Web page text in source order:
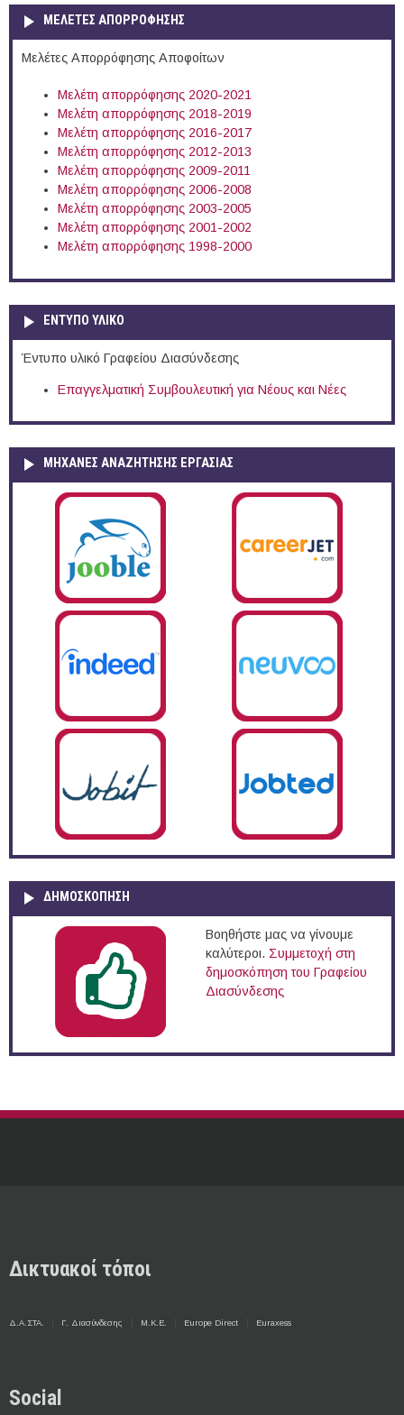
ΜΕΛΕΤΕΣ ΑΠΟΡΡΟΦΗΣΗΣ
Μελέτες Απορρόφησης Αποφοίτων
Μελέτη απορρόφησης 2020-2021
Μελέτη απορρόφησης 2018-2019
Μελέτη απορρόφησης 2016-2017
Μελέτη απορρόφησης 2012-2013
Μελέτη απορρόφησης 2009-2011
Μελέτη απορρόφησης 2006-2008
Μελέτη απορρόφησης 2003-2005
Μελέτη απορρόφησης 2001-2002
Μελέτη απορρόφησης 1998-2000
ΕΝΤΥΠΟ ΥΛΙΚΟ
Έντυπο υλικό Γραφείου Διασύνδεσης
Επαγγελματική Συμβουλευτική για Νέους και Νέες
ΜΗΧΑΝΕΣ ΑΝΑΖΗΤΗΣΗΣ ΕΡΓΑΣΙΑΣ
ΔΗΜΟΣΚΌΠΗΣΗ
Βοηθήστε μας να γίνουμε
καλύτεροι. Συμμετοχή στη
δημοσκόπηση του Γραφείου
Διασύνδεσης
Δικτυακοί τόποι
Δ.Α.ΣΤΑ. Γ. Διασύνδεσης Μ.Κ.Ε. Europe Direct Euraxess
Social